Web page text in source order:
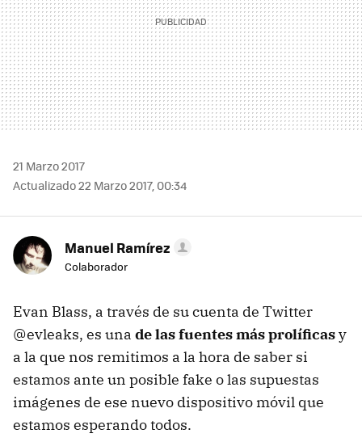
21 Marzo 2017
Actualizado 22 Marzo 2017, 00:34
Manuel Ramírez
Colaborador
Evan Blass, a través de su cuenta de Twitter
@evleaks, es una de las fuentes más prolíficasy
a la que nos remitimos a la hora de saber si
estamos ante un posible fake o las supuestas
imágenes de ese nuevo dispositivo móvil que
estamos esperando todos.